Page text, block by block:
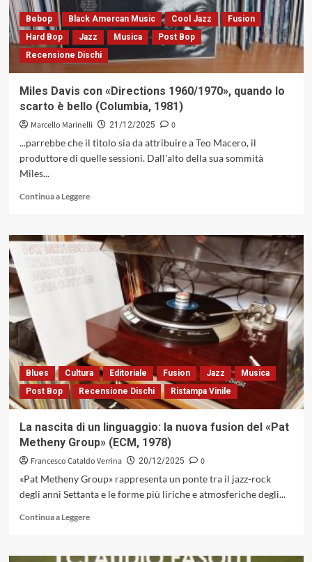
Bebop Black Amercan Music Cool Jazz
Fusion
Hard Bop
Jazz Musica
Post Bop
Recensione Dischi
Miles Davis con «Directions 1960/1970», quando lo
scarto è bello (Columbia, 1981)
Marcello Marinelli 21/12/2025
0
...parrebbe che il titolo sia da attribuire a Teo Macero, il
produttore di quelle sessioni. Dall'alto della sua sommità
Miles...
Continua a LeggereLeggi
su
Miles
«Directions
1960/1970»,
quando
lo
scarto
è
bello
(Columbia,
1981)
Blues Cultura Editoriale Fusion Jazz
Musica
Post Bop
Recensione Dischi Ristampa Vinile
La nascita di un linguaggio: la nuova fusion del «Pat
Metheny Group» (ECM, 1978)
Francesco Cataldo Verrina 20/12/2025
0
«Pat Metheny Group» rappresenta un ponte tra il jazz-rock
degli anni Settanta e le forme più liriche e atmosferiche degli...
Continua a LeggereLeggi
su